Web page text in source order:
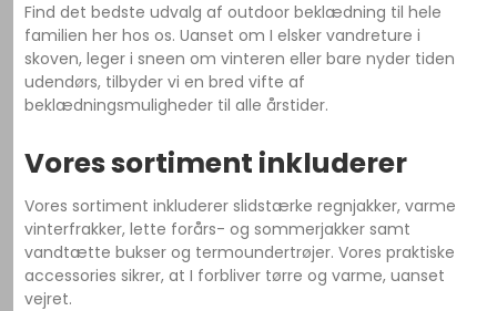
Find det bedste udvalg af outdoor beklædning til hele
familien her hos os. Uanset om I elsker vandreture i
skoven, leger i sneen om vinteren eller bare nyder tiden
udendørs, tilbyder vi en bred vifte af
beklædningsmuligheder til alle årstider.
Vores sortiment inkluderer
Vores sortiment inkluderer slidstærke regnjakker, varme
vinterfrakker, lette forårs- og sommerjakker samt
vandtætte bukser og termoundertrøjer. Vores praktiske
accessories sikrer, at I forbliver tørre og varme, uanset
vejret.